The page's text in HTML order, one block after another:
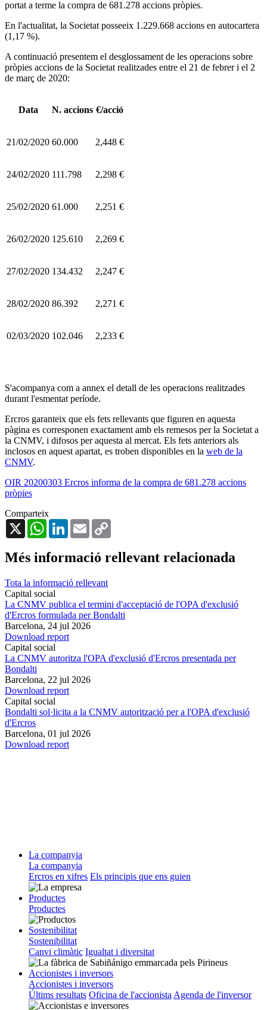
portat a terme la compra de 681.278 accions pròpies.
En l'actualitat, la Societat posseeix 1.229.668 accions en autocartera
(1,17 %).
A continuació presentem el desglossament de les operacions sobre
pròpies accions de la Societat realitzades entre el 21 de febrer i el 2
de març de 2020:
Data N. accions €/acció
21/02/2020 60.000 2,448 €
24/02/2020 111.798 2,298 €
25/02/2020 61.000 2,251 €
26/02/2020 125.610 2,269 €
27/02/2020 134.432 2,247 €
28/02/2020 86.392 2,271 €
02/03/2020 102.046 2,233 €
S'acompanya com a annex el detall de les operacions realitzades
durant l'esmentat període.
Ercros garanteix que els fets rellevants que figuren en aquesta
pàgina es corresponen exactament amb els remesos per la Societat a
la CNMV, i difosos per aquesta al mercat. Els fets anteriors als
inclosos en aquest apartat, es troben disponibles en la web de la
CNMV.
OIR 20200303 Ercros informa de la compra de 681.278 accions
pròpies
Comparteix
X
WhatsAppLinkedInEmail
Més informació rellevant relacionada
Tota la informació rellevant
Capital social
La CNMV publica el termini d'acceptació de l'OPA d'exclusió
d'Ercros formulada per Bondalti
Barcelona, 24 jul 2026
Download report
Capital social
La CNMV autoritza l'OPA d'exclusió d'Ercros presentada per
Bondalti
Barcelona, 22 jul 2026
Download report
Capital social
Bondalti sol·licita a la CNMV autorització per a l'OPA d'exclusió
d'Ercros
Barcelona, 01 jul 2026
Download report
La companyia
La companyia
Ercros en xifres Els principis que ens guien
Productes
Productes
Sostenibilitat
Sostenibilitat
Canvi climàtic Igualtat i diversitat
Accionistes i inversors
Accionistes i inversors
Últims resultats Oficina de l'accionista Agenda de l'inversor